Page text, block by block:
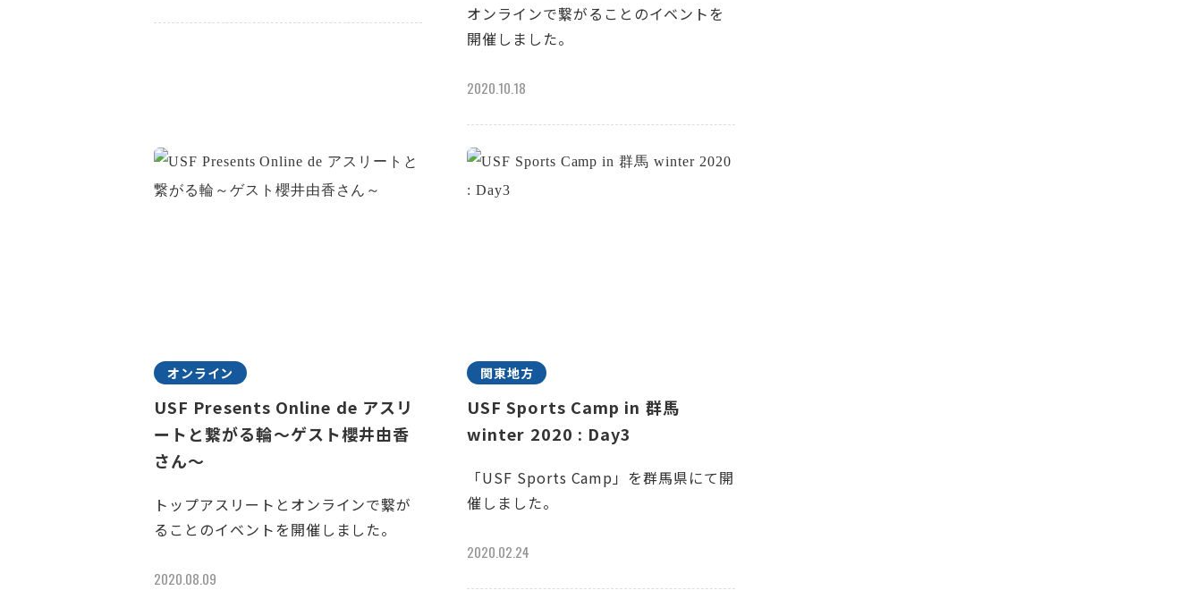
オンラインで繋がることのイベントを
開催しました。
2020.10.18
オンライン
USF Presents Online de アスリ
ートと繋がる輪～ゲスト櫻井由香
さん～
トップアスリートとオンラインで繋が
ることのイベントを開催しました。
2020.08.09
関東地方
USF Sports Camp in 群馬
winter 2020 : Day3
「USF Sports Camp」を群馬県にて開
催しました。
2020.02.24